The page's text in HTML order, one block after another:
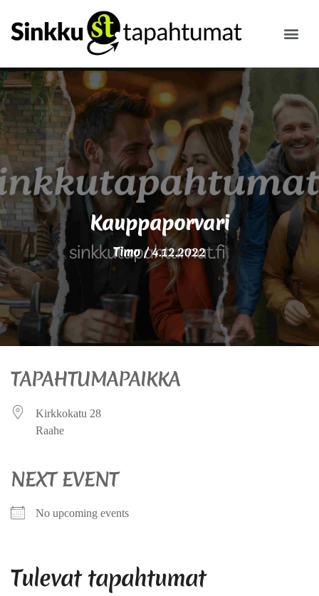
Kauppaporvari
Timo/4.12.2022
TAPAHTUMAPAIKKA
Kirkkokatu 28
Raahe
NEXT EVENT
No upcoming events
Tulevat tapahtumat